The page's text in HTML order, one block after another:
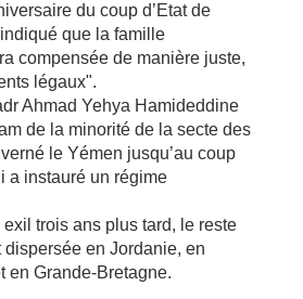
du coup d’Etat de
que la famille
compensée de manière juste,
légaux".
Ahmad Yehya Hamideddine
de la minorité de la secte des
le Yémen jusqu’au coup
a instauré un régime
trois ans plus tard, le reste
en Jordanie, en
en Grande-Bretagne.